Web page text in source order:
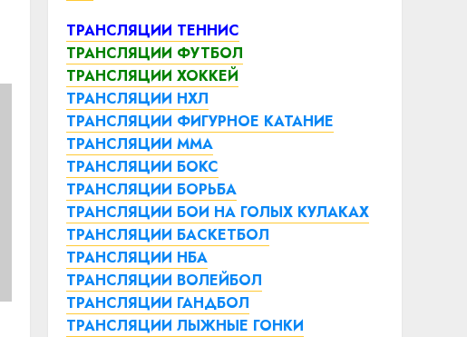
ТРАНСЛЯЦИИ ТЕННИС
ТРАНСЛЯЦИИ ФУТБОЛ
ТРАНСЛЯЦИИ ХОККЕЙ
ТРАНСЛЯЦИИ НХЛ
ТРАНСЛЯЦИИ ФИГУРНОЕ КАТАНИЕ
ТРАНСЛЯЦИИ ММА
ТРАНСЛЯЦИИ БОКС
ТРАНСЛЯЦИИ БОРЬБА
ТРАНСЛЯЦИИ БОИ НА ГОЛЫХ КУЛАКАХ
ТРАНСЛЯЦИИ БАСКЕТБОЛ
ТРАНСЛЯЦИИ НБА
ТРАНСЛЯЦИИ ВОЛЕЙБОЛ
ТРАНСЛЯЦИИ ГАНДБОЛ
ТРАНСЛЯЦИИ ЛЫЖНЫЕ ГОНКИ